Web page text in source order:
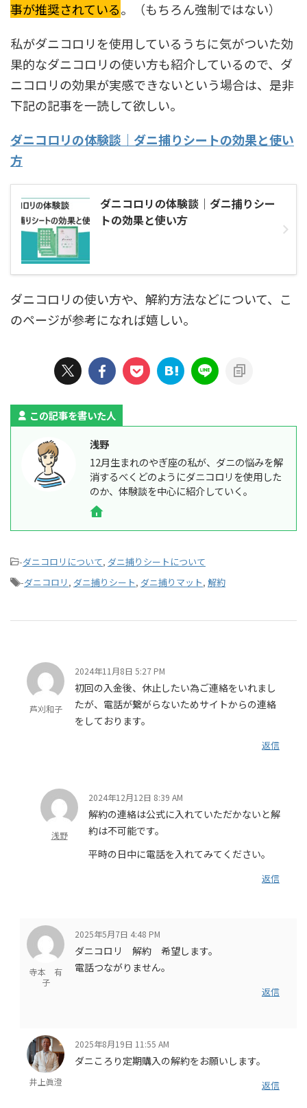
事が推奨されている。（もちろん強制ではない）
私がダニコロリを使用しているうちに気がついた効
果的なダニコロリの使い方も紹介しているので、ダ
ニコロリの効果が実感できないという場合は、是非
下記の記事を一読して欲しい。
ダニコロリの体験談｜ダニ捕りシートの効果と使い
方
ダニコロリの体験談｜ダニ捕りシー
トの効果と使い方
ダニコロリの使い方や、解約方法などについて、こ
のページが参考になれば嬉しい。
この記事を書いた人
浅野
12月生まれのやぎ座の私が、ダニの悩みを解
消するべくどのようにダニコロリを使用した
のか、体験談を中心に紹介していく。
-ダニコロリについて, ダニ捕りシートについて
-ダニコロリ , ダニ捕りシート, ダニ捕りマット, 解約
芦刈和子
2024年11月8日 5:27 PM
初回の入金後、休止したい為ご連絡をいれまし
たが、電話が繋がらないためサイトからの連絡
をしております。
返信
浅野
2024年12月12日 8:39 AM
解約の連絡は公式に入れていただかないと解
約は不可能です。
平時の日中に電話を入れてみてください。
返信
寺本 有
子
2025年5月7日 4:48 PM
ダニコロリ 解約 希望します。
電話つながりません。
返信
井上眞澄
2025年8月19日 11:55 AM
ダニころり定期購入の解約をお願いします。
返信